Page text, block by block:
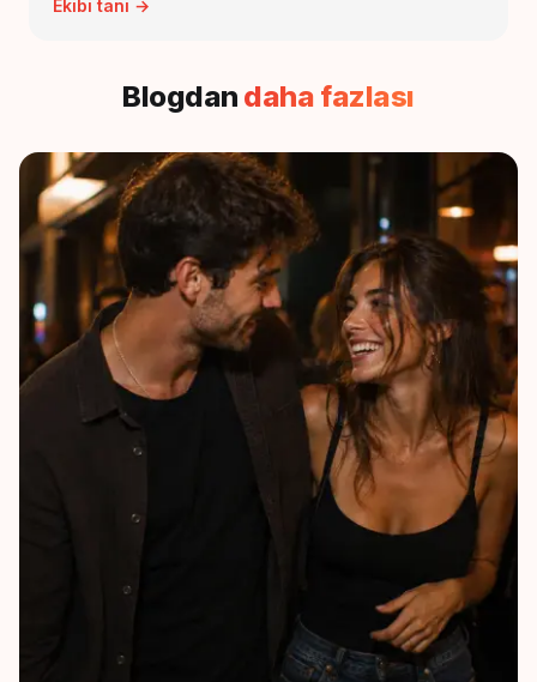
Ekibi tanı →
Blogdan daha fazlası